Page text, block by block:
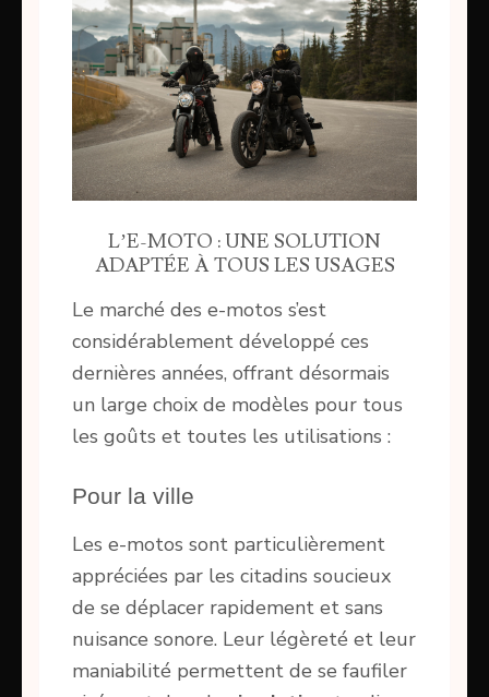
L’E-MOTO : UNE SOLUTION
ADAPTÉE À TOUS LES USAGES
Le marché des e-motos s’est
considérablement développé ces
dernières années, offrant désormais
un large choix de modèles pour tous
les goûts et toutes les utilisations :
Pour la ville
Les e-motos sont particulièrement
appréciées par les citadins soucieux
de se déplacer rapidement et sans
nuisance sonore. Leur légèreté et leur
maniabilité permettent de se faufiler